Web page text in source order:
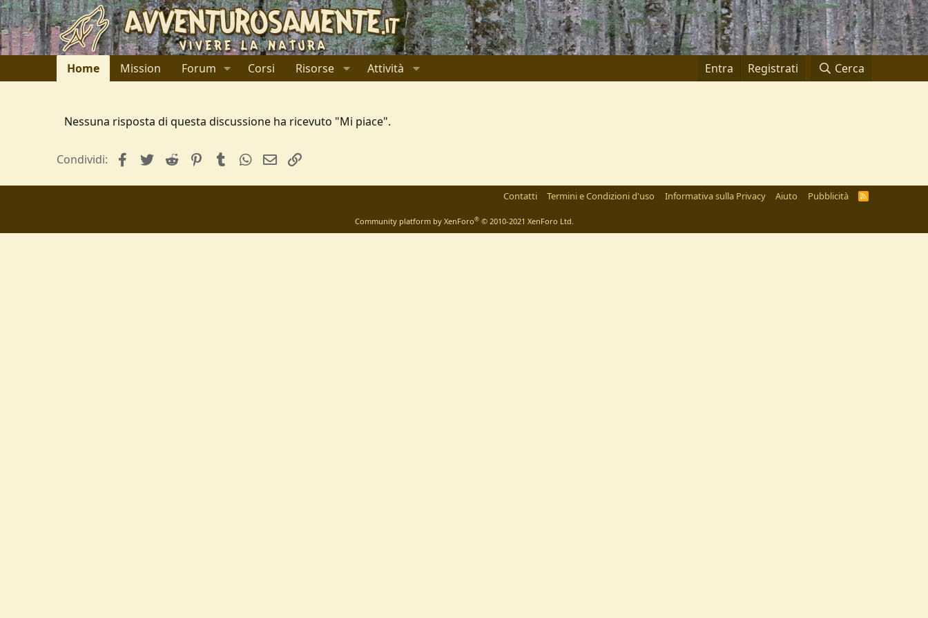
Home Mission Forum Corsi Risorse Attività Entra Registrati Cerca
Nessuna risposta di questa discussione ha ricevuto "Mi piace".
Condividi: facebookTwitterReddit PinterestTumblrWhatsApp
e-mail
Contatti Termini e Condizioni d'uso Informativa sulla Privacy Aiuto Pubblicità
R
Community platform by XenForo® © 2010-2021 XenForo Ltd.